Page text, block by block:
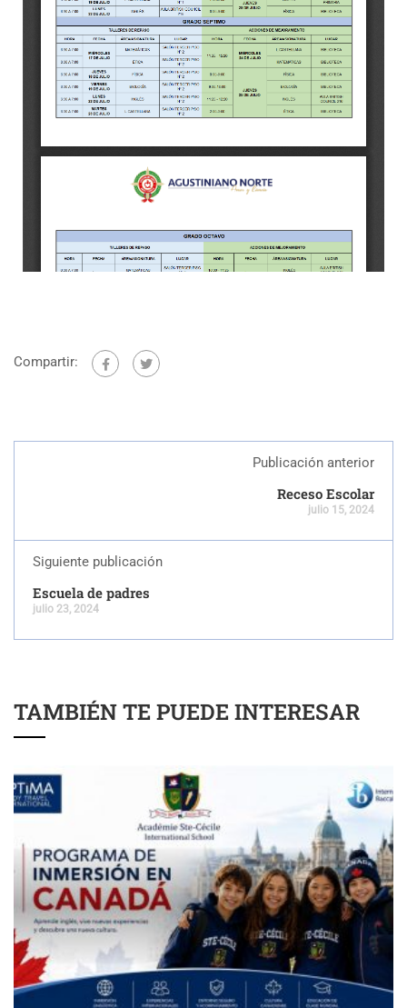
Compartir:
Publicación anterior
Receso Escolar
julio 15, 2024
Siguiente publicación
Escuela de padres
julio 23, 2024
TAMBIÉN TE PUEDE INTERESAR